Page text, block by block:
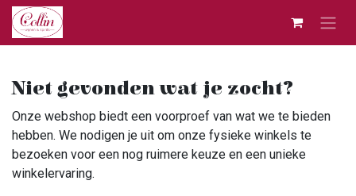
Overslaan naar inhoud
Niet gevonden wat je zocht?
Onze webshop biedt een voorproef van wat we te bieden
hebben. We nodigen je uit om onze fysieke winkels te
bezoeken voor een nog ruimere keuze en een unieke
winkelervaring.